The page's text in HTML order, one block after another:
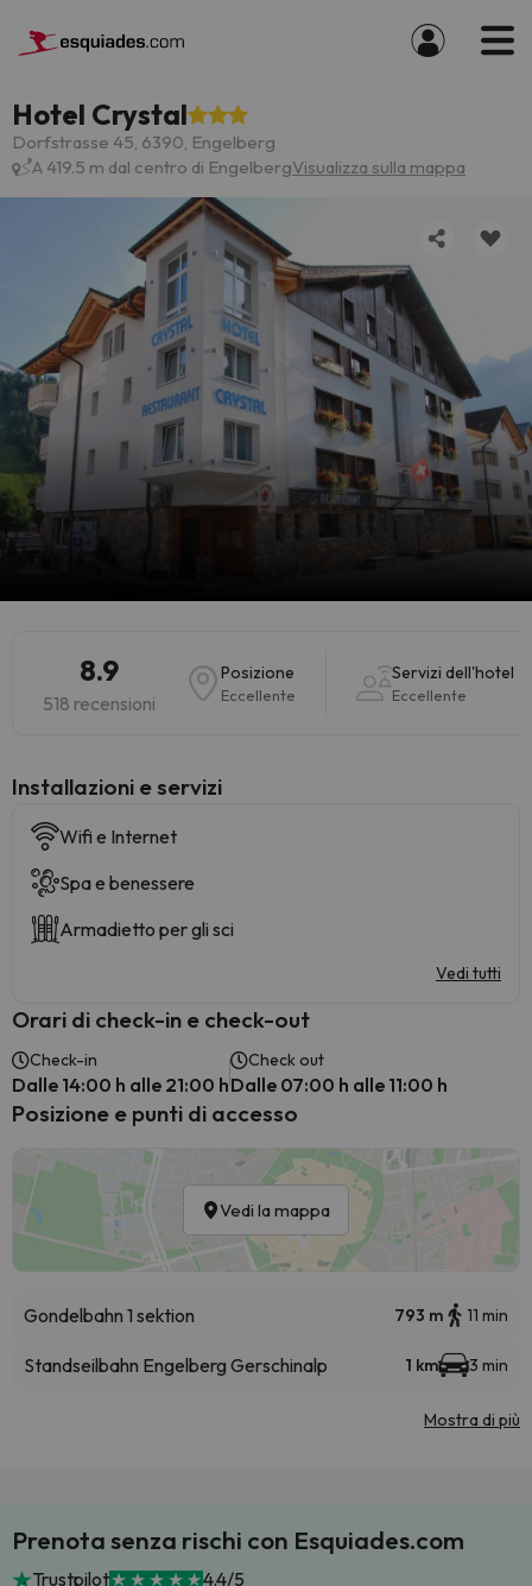
Hotel Crystal
Dorfstrasse 45, 6390, Engelberg
A 419.5 m dal centro di EngelbergVisualizza sulla mappa
8.9
518 recensioni
Posizione
Eccellente
Servizi dell'hotel
Eccellente
Installazioni e servizi
Wifi e Internet
Spa e benessere
Armadietto per gli sci
Vedi tutti
Orari di check-in e check-out
Check-in
Dalle 14:00 h alle 21:00 h
Check out
Dalle 07:00 h alle 11:00 h
Posizione e punti di accesso
Vedi la mappa
Gondelbahn 1 sektion 793 m 11 min
Standseilbahn Engelberg Gerschinalp 1 km 3 min
Mostra di più
Prenota senza rischi con Esquiades.com
Trustpilot 4.4/5